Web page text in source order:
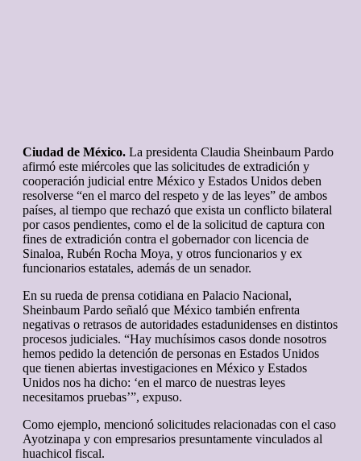
Ciudad de México. La presidenta Claudia Sheinbaum Pardo
afirmó este miércoles que las solicitudes de extradición y
cooperación judicial entre México y Estados Unidos deben
resolverse “en el marco del respeto y de las leyes” de ambos
países, al tiempo que rechazó que exista un conflicto bilateral
por casos pendientes, como el de la solicitud de captura con
fines de extradición contra el gobernador con licencia de
Sinaloa, Rubén Rocha Moya, y otros funcionarios y ex
funcionarios estatales, además de un senador.
En su rueda de prensa cotidiana en Palacio Nacional,
Sheinbaum Pardo señaló que México también enfrenta
negativas o retrasos de autoridades estadunidenses en distintos
procesos judiciales. “Hay muchísimos casos donde nosotros
hemos pedido la detención de personas en Estados Unidos
que tienen abiertas investigaciones en México y Estados
Unidos nos ha dicho: ‘en el marco de nuestras leyes
necesitamos pruebas’”, expuso.
Como ejemplo, mencionó solicitudes relacionadas con el caso
Ayotzinapa y con empresarios presuntamente vinculados al
huachicol fiscal.